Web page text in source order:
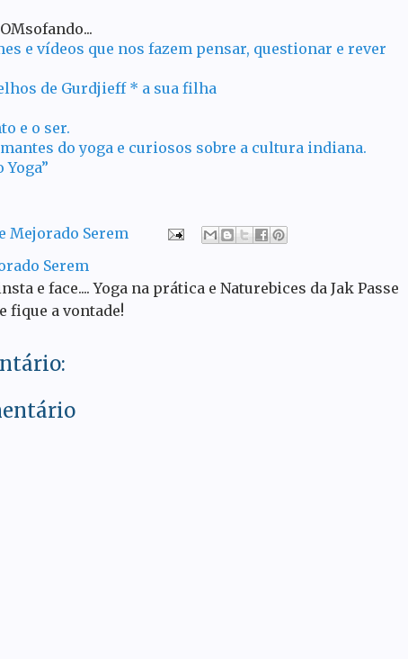
e vídeos que nos fazem pensar, questionar e rever
de Gurdjieff * a sua filha
e o ser.
do yoga e curiosos sobre a cultura indiana.
Mejorado Serem
Serem
e face.... Yoga na prática e Naturebices da Jak Passe
fique a vontade!